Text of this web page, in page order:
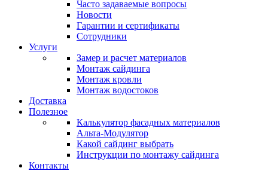
Часто задаваемые вопросы
Новости
Гарантии и сертификаты
Сотрудники
Услуги
Замер и расчет материалов
Монтаж сайдинга
Монтаж кровли
Монтаж водостоков
Доставка
Полезное
Калькулятор фасадных материалов
Альта-Модулятор
Какой сайдинг выбрать
Инструкции по монтажу сайдинга
Контакты